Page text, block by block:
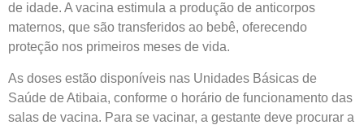
de idade. A vacina estimula a produção de anticorpos
maternos, que são transferidos ao bebê, oferecendo
proteção nos primeiros meses de vida.
As doses estão disponíveis nas Unidades Básicas de
Saúde de Atibaia, conforme o horário de funcionamento das
salas de vacina. Para se vacinar, a gestante deve procurar a